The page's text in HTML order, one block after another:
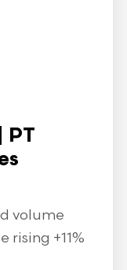
PT
volume
rising +11%